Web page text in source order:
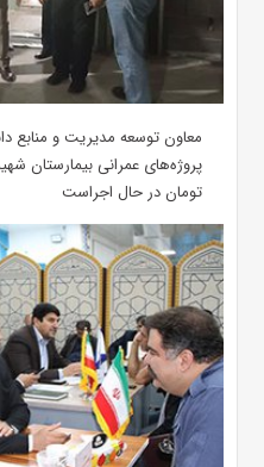
معاون توسعه مدیریت و منابع
تومان در حال اجراست